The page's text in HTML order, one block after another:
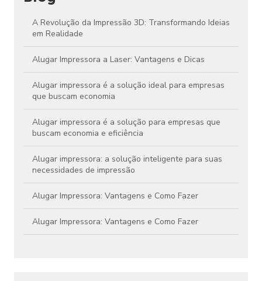
A Revolução da Impressão 3D: Transformando Ideias
em Realidade
Alugar Impressora a Laser: Vantagens e Dicas
Alugar impressora é a solução ideal para empresas
que buscam economia
Alugar impressora é a solução para empresas que
buscam economia e eficiência
Alugar impressora: a solução inteligente para suas
necessidades de impressão
Alugar Impressora: Vantagens e Como Fazer
Alugar Impressora: Vantagens e Como Fazer